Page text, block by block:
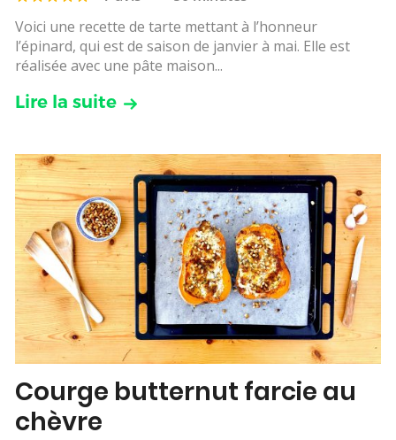
Voici une recette de tarte mettant à l’honneur
l’épinard, qui est de saison de janvier à mai. Elle est
réalisée avec une pâte maison...
Lire la suite
Courge butternut farcie au
chèvre